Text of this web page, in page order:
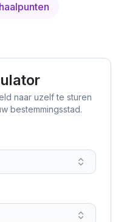
naar uzelf te sturen
bestemmingsstad.